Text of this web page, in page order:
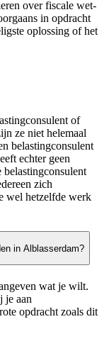
over fiscale wet-
in opdracht
oplossing of het
of
ze niet helemaal
belastingconsulent
echter geen
zich
wel hetzelfde werk
in Alblasserdam?
wat je wilt.
je aan
opdracht zoals dit